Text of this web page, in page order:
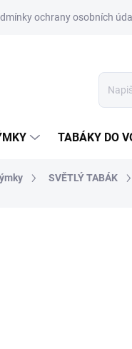
ochrany osobních
TABÁKY DO
SVĚTLÝ TABÁK